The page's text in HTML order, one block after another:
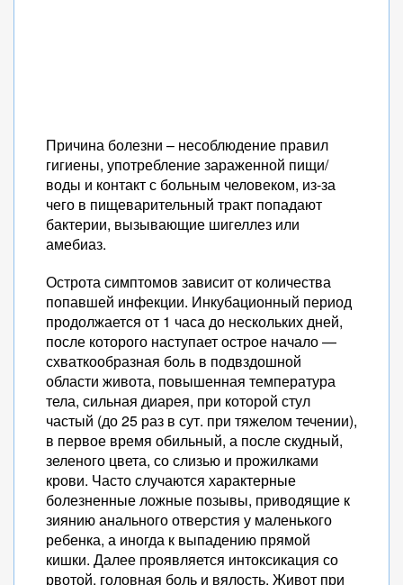
Причина болезни – несоблюдение правил
гигиены, употребление зараженной пищи/
воды и контакт с больным человеком, из-за
чего в пищеварительный тракт попадают
бактерии, вызывающие шигеллез или
амебиаз.
Острота симптомов зависит от количества
попавшей инфекции. Инкубационный период
продолжается от 1 часа до нескольких дней,
после которого наступает острое начало —
схваткообразная боль в подвздошной
области живота, повышенная температура
тела, сильная диарея, при которой стул
частый (до 25 раз в сут. при тяжелом течении),
в первое время обильный, а после скудный,
зеленого цвета, со слизью и прожилками
крови. Часто случаются характерные
болезненные ложные позывы, приводящие к
зиянию анального отверстия у маленького
ребенка, а иногда к выпадению прямой
кишки. Далее проявляется интоксикация со
рвотой, головная боль и вялость. Живот при